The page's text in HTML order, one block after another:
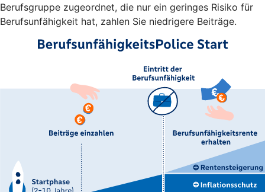
Berufsgruppe zugeordnet, die nur ein geringes Risiko für
Berufsunfähigkeit hat, zahlen Sie niedrigere Beiträge.